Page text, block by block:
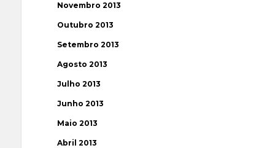
Novembro 2013
Outubro 2013
Setembro 2013
Agosto 2013
Julho 2013
Junho 2013
Maio 2013
Abril 2013